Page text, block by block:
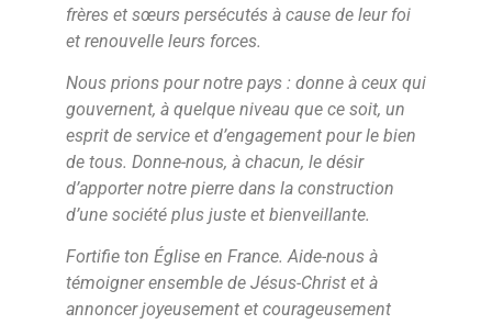
frères et sœurs persécutés à cause de leur foi
et renouvelle leurs forces.
Nous prions pour notre pays : donne à ceux qui
gouvernent, à quelque niveau que ce soit, un
esprit de service et d’engagement pour le bien
de tous. Donne-nous, à chacun, le désir
d’apporter notre pierre dans la construction
d’une société plus juste et bienveillante.
Fortifie ton Église en France. Aide-nous à
témoigner ensemble de Jésus-Christ et à
annoncer joyeusement et courageusement